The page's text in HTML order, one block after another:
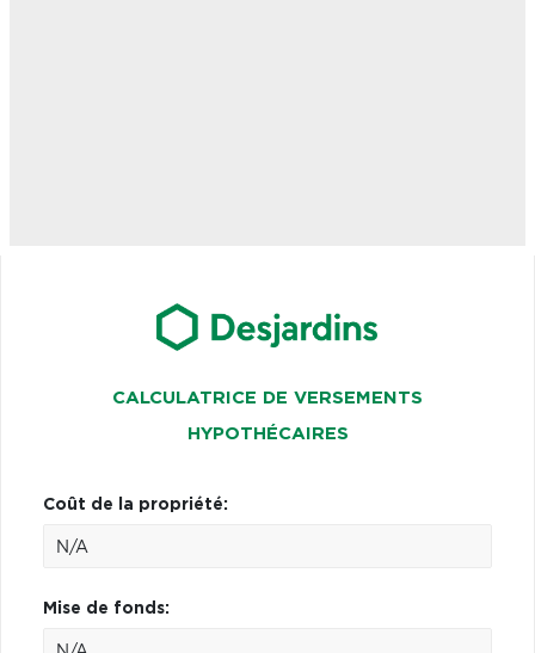
CALCULATRICE DE VERSEMENTS
HYPOTHÉCAIRES
Coût de la propriété:
Mise de fonds: